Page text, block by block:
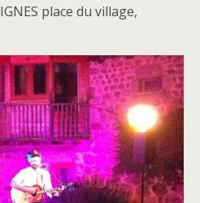
place du village,